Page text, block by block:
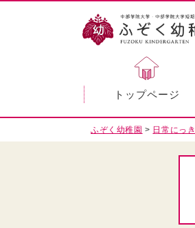
トップページ
ふぞく幼稚園 > 日常にっき